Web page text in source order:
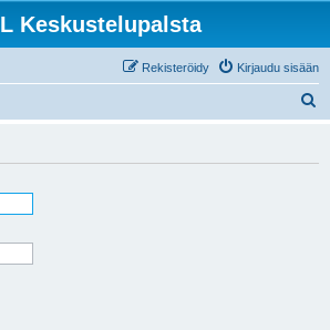
Keskustelupalsta
Kirjaudu sisään
Rekisteröidy